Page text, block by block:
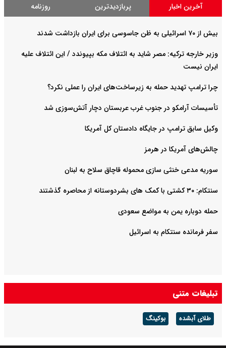
آخرین اخبار پربازدیدترین روزنامه
بیش از ۷۰ اسرائیلی به ظن جاسوسی برای ایران بازداشت شدند
وزیر خارجه ترکیه: مصر شاید به ائتلاف مکه بپیوندد / این ائتلاف علیه
ایران نیست
چرا ترامپ تهدید حمله به زیرساخت‌های ایران را عملی نکرد؟
تأسیسات آرامکو در جنوب غرب عربستان دچار آتش‌سوزی شد
وکیل سابق ترامپ در جایگاه دادستان کل آمریکا
چالش‌های آمریکا در هرمز
سوریه مدعی خنثی سازی محموله قاچاق سلاح به لبنان
سنتکام: ۳۰ کشتی با کمک های بشردوستانه از محاصره گذشتند
حمله دوباره یمن به مواضع سعودی
سفر فرمانده سنتکام به اسرائیل
تبلیغات متنی
طلای آبشده بوکینگ